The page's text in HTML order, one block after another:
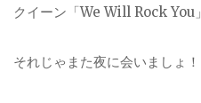
クイーン「We Will Rock You」
それじゃまた夜に会いましょ！